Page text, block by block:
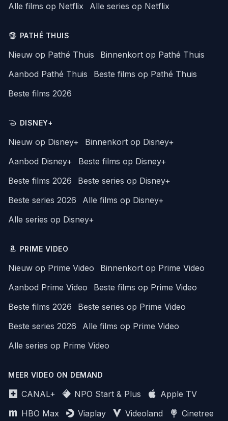
Alle films op Netflix
Alle series op Netflix
PATHÉ THUIS
Nieuw op Pathé Thuis
Binnenkort op Pathé Thuis
Aanbod Pathé Thuis
Beste films op Pathé Thuis
Beste films 2026
DISNEY+
Nieuw op Disney+
Binnenkort op Disney+
Aanbod Disney+
Beste films op Disney+
Beste films 2026
Beste series op Disney+
Beste series 2026
Alle films op Disney+
Alle series op Disney+
PRIME VIDEO
Nieuw op Prime Video
Binnenkort op Prime Video
Aanbod Prime Video
Beste films op Prime Video
Beste films 2026
Beste series op Prime Video
Beste series 2026
Alle films op Prime Video
Alle series op Prime Video
MEER VIDEO ON DEMAND
CANAL+ NPO Start & Plus
Apple TV
HBO Max
Viaplay Videoland Cinetree